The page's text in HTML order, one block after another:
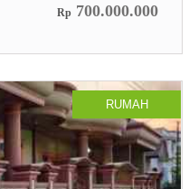
Rp 700.000.000
RUMAH